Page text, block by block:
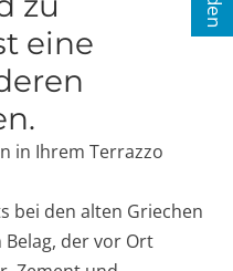
eine
in Ihrem Terrazzo
bei den alten Griechen
der vor Ort